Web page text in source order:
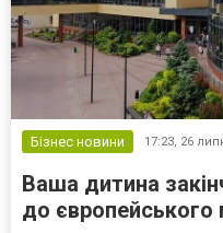
Бізнес новини 17:23, 26
Ваша дитина
до